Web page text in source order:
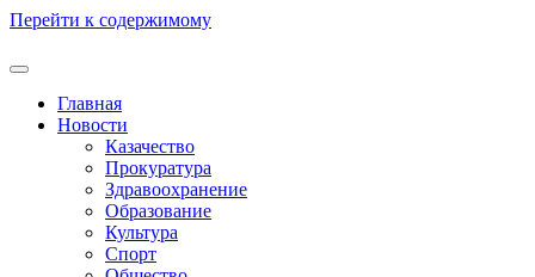
Перейти к содержимому
Главная
Новости
Казачество
Прокуратура
Здравоохранение
Образование
Культура
Спорт